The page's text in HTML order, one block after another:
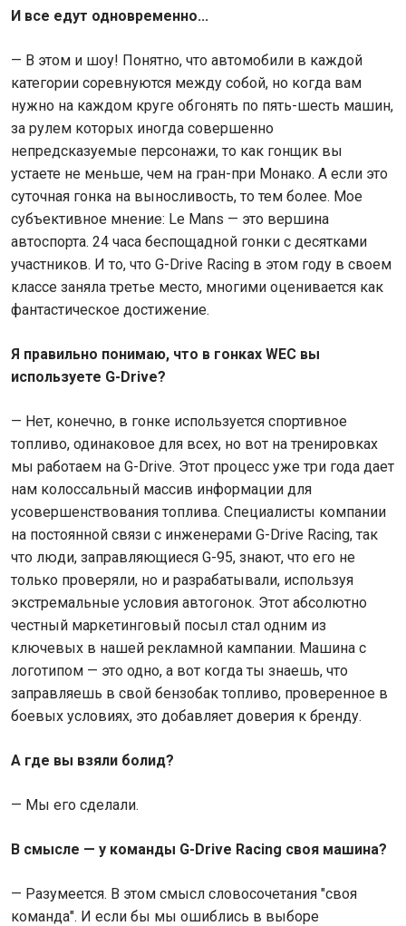
И все едут одновременно...
— В этом и шоу! Понятно, что автомобили в каждой
категории соревнуются между собой, но когда вам
нужно на каждом круге обгонять по пять-шесть машин,
за рулем которых иногда совершенно
непредсказуемые персонажи, то как гонщик вы
устаете не меньше, чем на гран-при Монако. А если это
суточная гонка на выносливость, то тем более. Мое
субъективное мнение: Le Mans — это вершина
автоспорта. 24 часа беспощадной гонки с десятками
участников. И то, что G-Drive Racing в этом году в своем
классе заняла третье место, многими оценивается как
фантастическое достижение.
Я правильно понимаю, что в гонках WEC вы
используете G-Drive?
— Нет, конечно, в гонке используется спортивное
топливо, одинаковое для всех, но вот на тренировках
мы работаем на G-Drive. Этот процесс уже три года дает
нам колоссальный массив информации для
усовершенствования топлива. Специалисты компании
на постоянной связи с инженерами G-Drive Racing, так
что люди, заправляющиеся G-95, знают, что его не
только проверяли, но и разрабатывали, используя
экстремальные условия автогонок. Этот абсолютно
честный маркетинговый посыл стал одним из
ключевых в нашей рекламной кампании. Машина с
логотипом — это одно, а вот когда ты знаешь, что
заправляешь в свой бензобак топливо, проверенное в
боевых условиях, это добавляет доверия к бренду.
А где вы взяли болид?
— Мы его сделали.
В смысле — у команды G-Drive Racing своя машина?
— Разумеется. В этом смысл словосочетания "своя
команда". И если бы мы ошиблись в выборе